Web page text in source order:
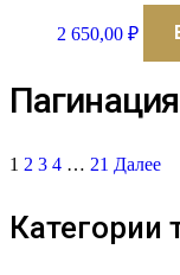
2 650,00 ₽
1 2 3 4 … 21 Далее
Категории